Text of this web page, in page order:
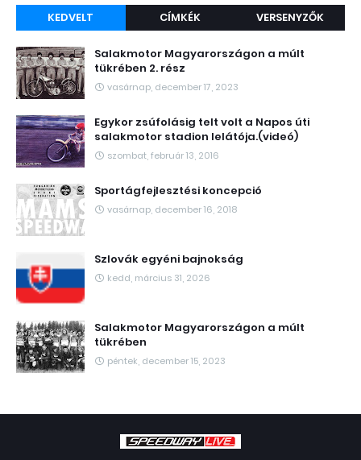
KEDVELT CÍMKÉK VERSENYZŐK
Salakmotor Magyarországon a múlt
tükrében 2. rész
vasárnap, december 17, 2023
Egykor zsúfolásig telt volt a Napos úti
salakmotor stadion lelátója.(videó)
szombat, február 13, 2016
Sportágfejlesztési koncepció
vasárnap, december 16, 2018
Szlovák egyéni bajnokság
kedd, március 31, 2026
Salakmotor Magyarországon a múlt
tükrében
péntek, december 15, 2023